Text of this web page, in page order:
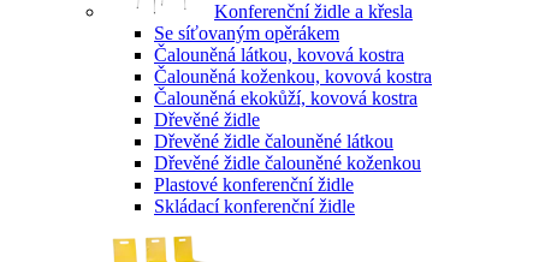
Konferenční židle a křesla
Se síťovaným opěrákem
Čalouněná látkou, kovová kostra
Čalouněná koženkou, kovová kostra
Čalouněná ekokůží, kovová kostra
Dřevěné židle
Dřevěné židle čalouněné látkou
Dřevěné židle čalouněné koženkou
Plastové konferenční židle
Skládací konferenční židle